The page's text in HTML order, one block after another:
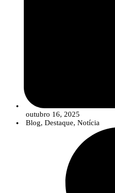
outubro 16, 2025
Blog, Destaque, Notícia